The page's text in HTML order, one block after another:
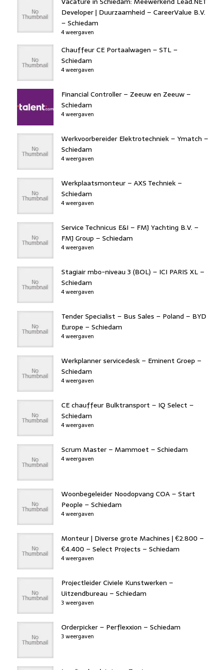
Developer | Duurzaamheid – CareerValue B.V.
– Schiedam
4 weergaven
Chauffeur CE Portaalwagen – STL –
Schiedam
4 weergaven
Financial Controller – Zeeuw en Zeeuw –
Schiedam
4 weergaven
Werkvoorbereider Elektrotechniek – Ymatch –
Schiedam
4 weergaven
Werkplaatsmonteur – AXS Techniek –
Schiedam
4 weergaven
Service Technicus E&I – FMJ Yachting B.V. –
FMJ Group – Schiedam
4 weergaven
Stagiair mbo-niveau 3 (BOL) – ICI PARIS XL –
Schiedam
4 weergaven
Tender Specialist – Bus Sales – Poland – BYD
Europe – Schiedam
4 weergaven
Werkplanner servicedesk – Eminent Groep –
Schiedam
4 weergaven
CE chauffeur Bulktransport – IQ Select –
Schiedam
4 weergaven
Scrum Master – Mammoet – Schiedam
4 weergaven
Woonbegeleider Noodopvang COA – Start
People – Schiedam
4 weergaven
Monteur | Diverse grote Machines | €2.800 –
€4.400 – Select Projects – Schiedam
4 weergaven
Projectleider Civiele Kunstwerken –
Uitzendbureau – Schiedam
3 weergaven
Orderpicker – Perflexxion – Schiedam
3 weergaven